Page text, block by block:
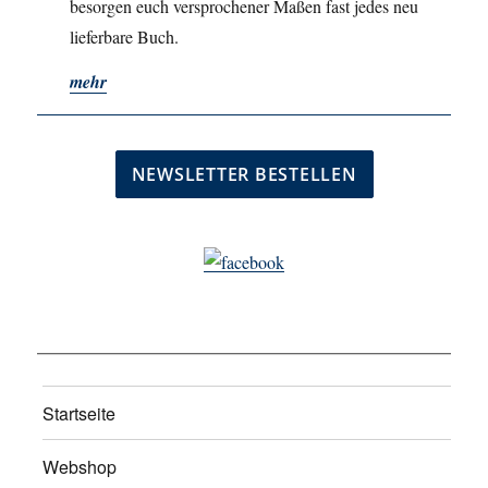
besorgen euch versprochener Maßen fast jedes neu
lieferbare Buch.
mehr
Startseite
Webshop